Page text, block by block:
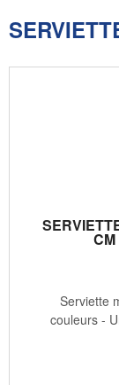
Serviette
couleurs -